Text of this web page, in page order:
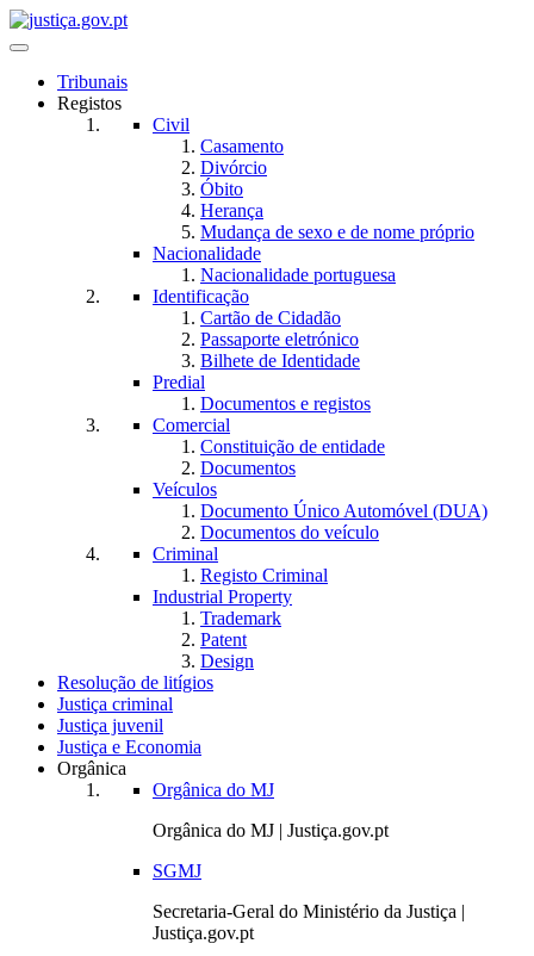
Toggle navigation
Tribunais
Registos
Civil
Casamento
Divórcio
Óbito
Herança
Mudança de sexo e de nome próprio
Nacionalidade
Nacionalidade portuguesa
Identificação
Cartão de Cidadão
Passaporte eletrónico
Bilhete de Identidade
Predial
Documentos e registos
Comercial
Constituição de entidade
Documentos
Veículos
Documento Único Automóvel (DUA)
Documentos do veículo
Criminal
Registo Criminal
Industrial Property
Trademark
Patent
Design
Resolução de litígios
Justiça criminal
Justiça juvenil
Justiça e Economia
Orgânica
Orgânica do MJ
Orgânica do MJ | Justiça.gov.pt
SGMJ
Secretaria-Geral do Ministério da Justiça |
Justiça.gov.pt